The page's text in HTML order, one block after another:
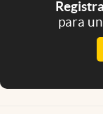
para